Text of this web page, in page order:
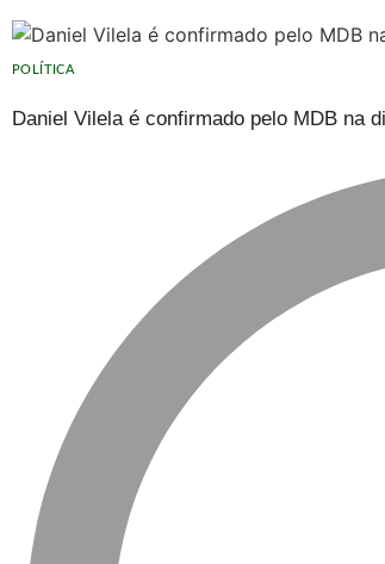
POLÍTICA
Daniel Vilela é confirmado pelo MDB na